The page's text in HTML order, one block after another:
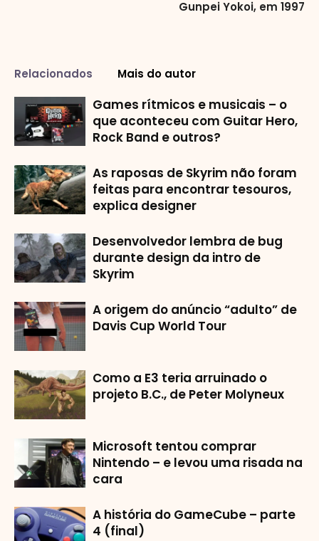
Gunpei Yokoi, em 1997
Relacionados Mais do autor
Games rítmicos e musicais – o
que aconteceu com Guitar Hero,
Rock Band e outros?
As raposas de Skyrim não foram
feitas para encontrar tesouros,
explica designer
Desenvolvedor lembra de bug
durante design da intro de
Skyrim
A origem do anúncio “adulto” de
Davis Cup World Tour
Como a E3 teria arruinado o
projeto B.C., de Peter Molyneux
Microsoft tentou comprar
Nintendo – e levou uma risada na
cara
A história do GameCube – parte
4 (final)